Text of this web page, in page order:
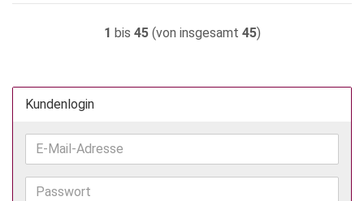
1 bis 45(von insgesamt 45)
Kundenlogin
E-
Mail-
Adresse
Passwort